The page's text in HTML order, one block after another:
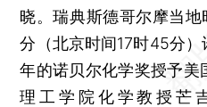
晓。瑞典斯德哥尔摩当
分（北京时间17时45分
年的诺贝尔化学奖授予
理工学院化学教授芒